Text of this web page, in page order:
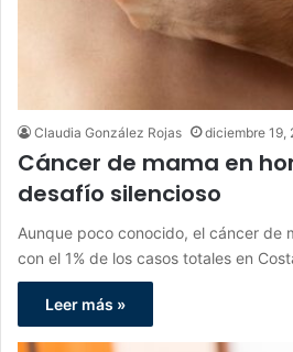
Claudia González Rojas diciembre 19,
Cáncer de mama en
desafío silencioso
Aunque poco conocido, el cáncer de
con el 1% de los casos totales en
Leer más »